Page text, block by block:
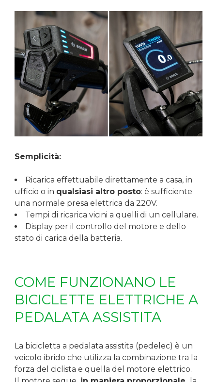
Semplicità:
Ricarica effettuabile direttamente a casa, in
ufficio o in qualsiasi altro posto: è sufficiente
una normale presa elettrica da 220V.
Tempi di ricarica vicini a quelli di un cellulare.
Display per il controllo del motore e dello
stato di carica della batteria.
COME FUNZIONANO LE
BICICLETTE ELETTRICHE A
PEDALATA ASSISTITA
La bicicletta a pedalata assistita (pedelec) è un
veicolo ibrido che utilizza la combinazione tra la
forza del ciclista e quella del motore elettrico.